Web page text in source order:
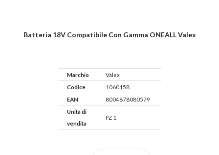
Batteria 18V Compatibile Con Gamma ONEALL Valex
Marchio
Valex
Codice
1060158
EAN
8004878080579
Unità di
vendita
PZ 1